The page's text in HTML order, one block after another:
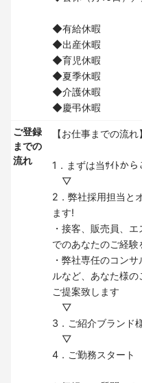
◆有給休暇
◆出産休暇
◆育児休暇
◆夏季休暇
◆介護休暇
◆慶弔休暇
ご登録
までの
流れ
【お仕事までの流れ】
1．まずは当ｻｲﾄから
▽
2．弊社採用担当と
ます!
・接客、販売員、
でのあなたのご経験
・弊社専任のコン
ルなど、あなた様
ご提案致します
▽
3．ご紹介ブランド
▽
4．ご勤務スタート